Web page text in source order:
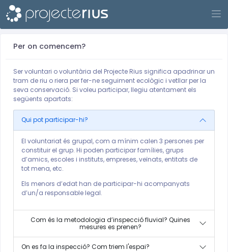
Sign up
Per on comencem?
Ser voluntari o voluntària del Projecte Rius significa apadrinar un
tram de riu o riera per fer-ne seguiment ecològic i vetllar per la
seva conservació. Si voleu participar, llegiu atentament els
següents apartats:
Qui pot participar-hi?
El voluntariat és grupal, com a mínim calen 3 persones per
constituir el grup. Hi poden participar famílies, grups
d’amics, escoles i instituts, empreses, veïnats, entitats de
tot mena, etc.
Els menors d’edat han de participar-hi acompanyats
d’un/a responsable legal.
Com és la metodologia d’inspecció fluvial? Quines
mesures es prenen?
On es fa la inspecció? Com triem l'espai?